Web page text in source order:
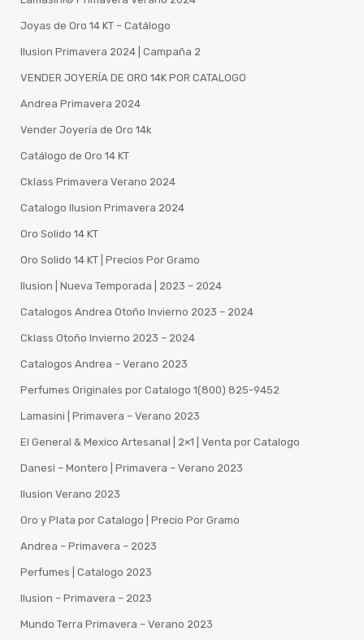
Joyas de Oro 14 KT – Catálogo
Ilusion Primavera 2024 | Campaña 2
VENDER JOYERÍA DE ORO 14K POR CATALOGO
Andrea Primavera 2024
Vender Joyería de Oro 14k
Catálogo de Oro 14 KT
Cklass Primavera Verano 2024
Catalogo Ilusion Primavera 2024
Oro Solido 14 KT
Oro Solido 14 KT | Precios Por Gramo
Ilusion | Nueva Temporada | 2023 – 2024
Catalogos Andrea Otoño Invierno 2023 – 2024
Cklass Otoño Invierno 2023 – 2024
Catalogos Andrea – Verano 2023
Perfumes Originales por Catalogo 1(800) 825-9452
Lamasini | Primavera – Verano 2023
El General & Mexico Artesanal | 2×1 | Venta por Catalogo
Danesi – Montero | Primavera – Verano 2023
Ilusion Verano 2023
Oro y Plata por Catalogo | Precio Por Gramo
Andrea – Primavera – 2023
Perfumes | Catalogo 2023
Ilusion – Primavera – 2023
Mundo Terra Primavera – Verano 2023